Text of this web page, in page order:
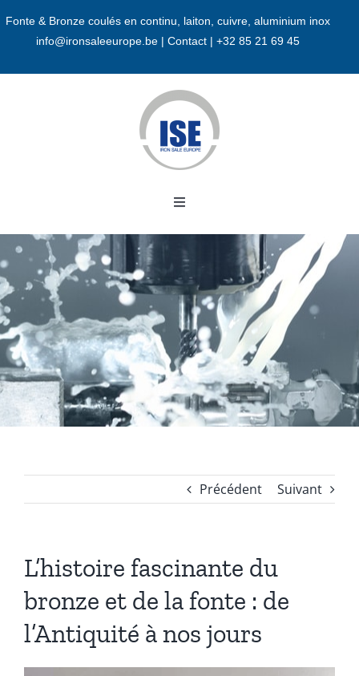
Fonte & Bronze coulés en continu, laiton, cuivre, aluminium inox
info@ironsaleeurope.be| Contact | +32 85 21 69 45
Toggle
A propos
Bronze
Coussinets Autolubrifiants frittés
Autres produits
News
Précédent Suivant
L’histoire fascinante du
bronze et de la fonte : de
l’Antiquité à nos jours